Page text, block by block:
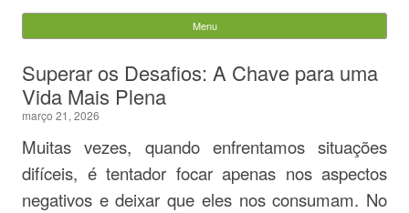
Evandro Legramonte
por:
Menu
Superar os Desafios: A Chave para uma
Vida Mais Plena
março 21, 2026
Muitas vezes, quando enfrentamos situações
difíceis, é tentador focar apenas nos aspectos
negativos e deixar que eles nos consumam. No